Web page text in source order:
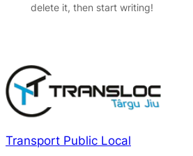
delete it, then start writing!
Transport Public Local